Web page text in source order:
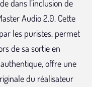
dans l’inclusion de
Audio 2.0. Cette
les puristes, permet
de sa sortie en
offre une
du réalisateur